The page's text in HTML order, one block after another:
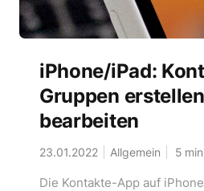
iPhone/iPad:
Gruppen
bearbeiten
23.01.2022 Allgemein 5 min
Die Kontakte-App auf